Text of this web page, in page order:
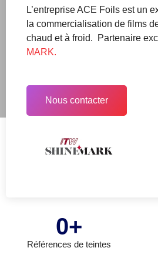
L’entreprise ACE Foils est un
la commercialisation de films
chaud et à froid. Partenaire
MARK.
Nous contacter
Références de teintes
0+